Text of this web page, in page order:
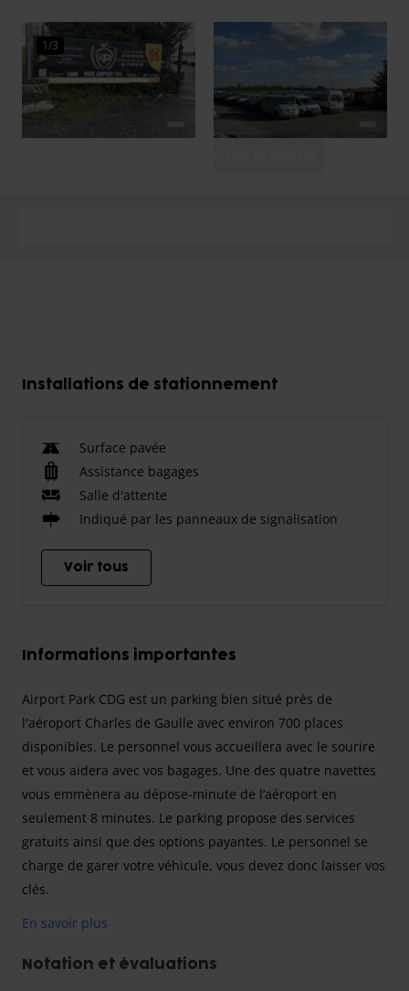
1/3
Installations de stationnement
Surface pavée
Assistance bagages
Salle d'attente
Indiqué par les panneaux de signalisation
Voir tous
Informations importantes
Airport Park CDG est un parking bien situé près de
l'aéroport Charles de Gaulle avec environ 700 places
disponibles. Le personnel vous accueillera avec le sourire
et vous aidera avec vos bagages. Une des quatre navettes
vous emmènera au dépose-minute de l’aéroport en
seulement 8 minutes. Le parking propose des services
gratuits ainsi que des options payantes. Le personnel se
charge de garer votre véhicule, vous devez donc laisser vos
clés.
END : +10,00 €* *FRAIS : **+2 Passagers par Navette =
En savoir plus
Notation et évaluations